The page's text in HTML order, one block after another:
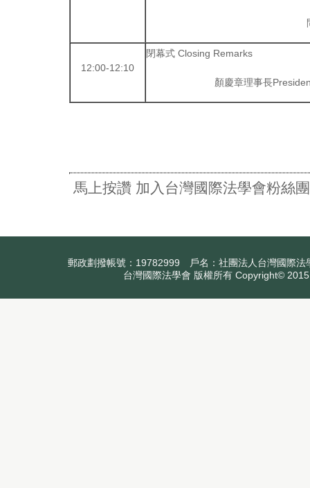
12:00-12:10
閉幕式 Closing Remarks
顏慶章理事長
馬上按讚 加入台灣國際法學會粉絲團
郵政劃撥帳號：19782999 戶名：社團法人台灣國際
台灣國際法學會 版權所有 Copyright©